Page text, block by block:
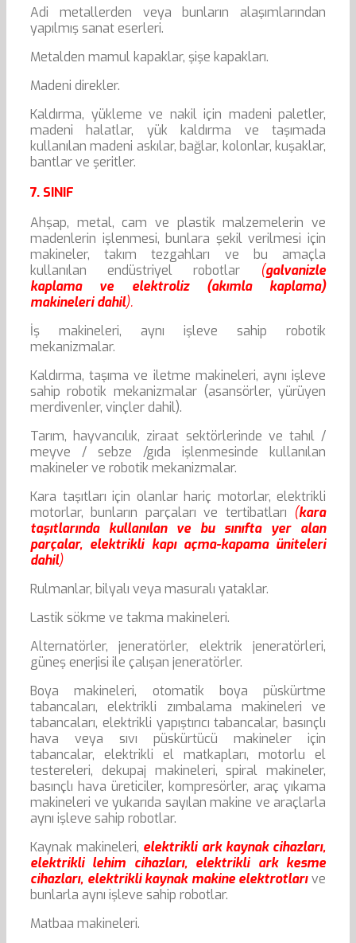
Adi metallerden veya bunların alaşımlarından
yapılmış sanat eserleri.
Metalden mamul kapaklar, şişe kapakları.
Madeni direkler.
Kaldırma, yükleme ve nakil için madeni paletler,
madeni halatlar, yük kaldırma ve taşımada
kullanılan madeni askılar, bağlar, kolonlar, kuşaklar,
bantlar ve şeritler.
7. SINIF
Ahşap, metal, cam ve plastik malzemelerin ve
madenlerin işlenmesi, bunlara şekil verilmesi için
makineler, takım tezgahları ve bu amaçla
kullanılan endüstriyel robotlar (galvanizle
kaplama ve elektroliz (akımla kaplama)
makineleri dahil).
İş makineleri, aynı işleve sahip robotik
mekanizmalar.
Kaldırma, taşıma ve iletme makineleri, aynı işleve
sahip robotik mekanizmalar (asansörler, yürüyen
merdivenler, vinçler dahil).
Tarım, hayvancılık, ziraat sektörlerinde ve tahıl /
meyve / sebze /gıda işlenmesinde kullanılan
makineler ve robotik mekanizmalar.
Kara taşıtları için olanlar hariç motorlar, elektrikli
motorlar, bunların parçaları ve tertibatları (kara
taşıtlarında kullanılan ve bu sınıfta yer alan
parçalar, elektrikli kapı açma-kapama üniteleri
dahil)
Rulmanlar, bilyalı veya masuralı yataklar.
Lastik sökme ve takma makineleri.
Alternatörler, jeneratörler, elektrik jeneratörleri,
güneş enerjisi ile çalışan jeneratörler.
Boya makineleri, otomatik boya püskürtme
tabancaları, elektrikli zımbalama makineleri ve
tabancaları, elektrikli yapıştırıcı tabancalar, basınçlı
hava veya sıvı püskürtücü makineler için
tabancalar, elektrikli el matkapları, motorlu el
testereleri, dekupaj makineleri, spiral makineler,
basınçlı hava üreticiler, kompresörler, araç yıkama
makineleri ve yukarıda sayılan makine ve araçlarla
aynı işleve sahip robotlar.
Kaynak makineleri, elektrikli ark kaynak cihazları,
elektrikli lehim cihazları, elektrikli ark kesme
cihazları, elektrikli kaynak makine elektrotları ve
bunlarla aynı işleve sahip robotlar.
Matbaa makineleri.